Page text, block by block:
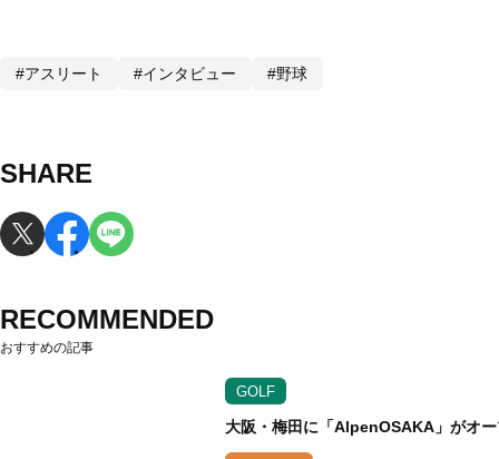
#アスリート #インタビュー #野球
SHARE
RECOMMENDED
おすすめの記事
GOLF
大阪・梅田に「AlpenOSAKA」がオ